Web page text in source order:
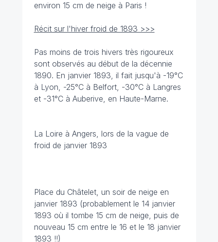
environ 15 cm de neige à Paris !
Récit sur l'hiver froid de 1893 >>>
Pas moins de trois hivers très rigoureux
sont observés au début de la décennie
1890. En janvier 1893, il fait jusqu'à -19°C
à Lyon, -25°C à Belfort, -30°C à Langres
et -31°C à Auberive, en Haute-Marne.
La Loire à Angers, lors de la vague de
froid de janvier 1893
Place du Châtelet, un soir de neige en
janvier 1893 (probablement le 14 janvier
1893 où il tombe 15 cm de neige, puis de
nouveau 15 cm entre le 16 et le 18 janvier
1893 !!)